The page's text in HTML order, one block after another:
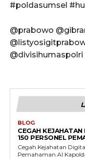
#poldasumsel
@prabowo
BLOG
CEGAH
150 PERSONEL
Cegah Kejahatan